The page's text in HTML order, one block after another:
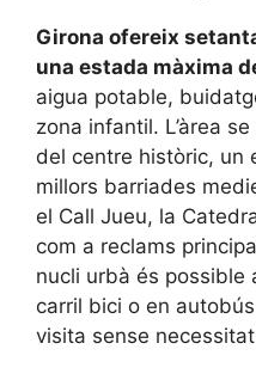
Girona ofereix
una estada màxima
aigua potable,
zona infantil. L’àrea
del centre històric, un
millors barriades
el Call Jueu, la
com a reclams
nucli urbà és possible
carril bici o en
visita sense